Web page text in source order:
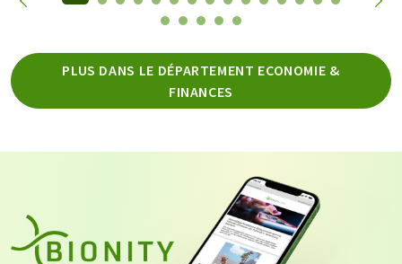
PLUS DANS LE DÉPARTEMENT ECONOMIE &
FINANCES